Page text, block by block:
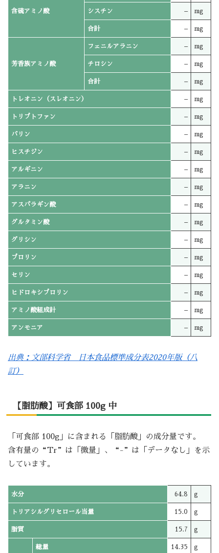
含硫アミノ酸 シスチン – mg
合計 – mg
芳香族アミノ酸
フェニルアラニン – mg
チロシン – mg
合計 – mg
トレオニン（スレオニン） – mg
トリプトファン – mg
バリン – mg
ヒスチジン – mg
アルギニン – mg
アラニン – mg
アスパラギン酸 – mg
グルタミン酸 – mg
グリシン – mg
プロリン – mg
セリン – mg
ヒドロキシプロリン – mg
アミノ酸組成計 – mg
アンモニア – mg
出典：文部科学省 日本食品標準成分表2020年版（八
訂）
【脂肪酸】可食部 100g 中
「可食部 100g」に含まれる「脂肪酸」の成分量です。
含有量の“Tr”は「微量」、“-”は「データなし」を示
しています。
水分 64.8 g
トリアシルグリセロール当量 15.0 g
脂質 15.7 g
総量 14.35 g